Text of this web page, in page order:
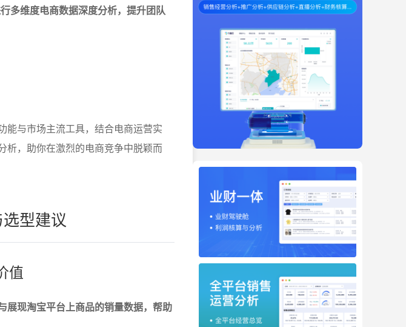
多维度电商数据深度分析，提升团队
能与市场主流工具，结合电商运营实
析，助你在激烈的电商竞争中脱颖而
型建议
值
展现淘宝平台上商品的销量数据，帮助